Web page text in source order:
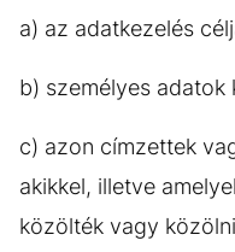
a) az adatkezelés
b) személyes adatok
c) azon címzettek
akikkel, illetve
közölték vagy